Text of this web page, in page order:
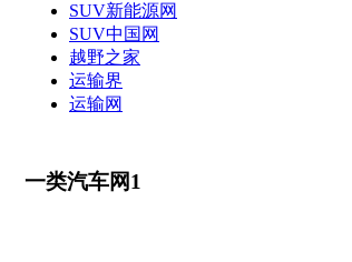
SUV新能源网
SUV中国网
越野之家
运输界
运输网
一类汽车网1